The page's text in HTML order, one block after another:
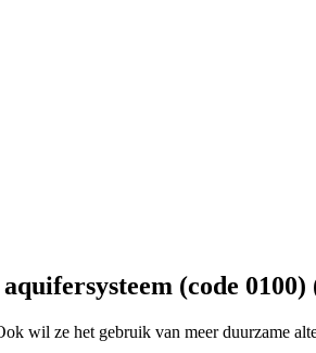
(code
wil ze het gebruik van meer duurzame